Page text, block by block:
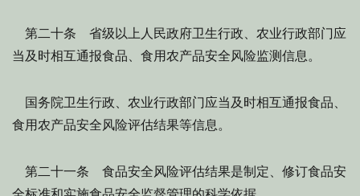
第二十条 省级以上人民政府卫生行政、农业行政部门应
当及时相互通报食品、食用农产品安全风险监测信息。
国务院卫生行政、农业行政部门应当及时相互通报食品、
食用农产品安全风险评估结果等信息。
第二十一条 食品安全风险评估结果是制定、修订食品安